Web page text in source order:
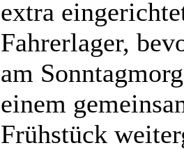
extra
Fahrerlager,
am
einem
Frühstück